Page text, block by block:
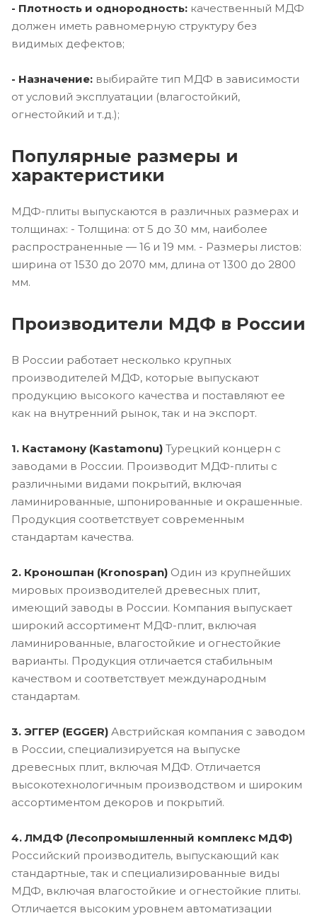
- Плотность и однородность: качественный МДФ
должен иметь равномерную структуру без
видимых дефектов;
- Назначение: выбирайте тип МДФ в зависимости
от условий эксплуатации (влагостойкий,
огнестойкий и т.д.);
Популярные размеры и
характеристики
МДФ-плиты выпускаются в различных размерах и
толщинах: - Толщина: от 5 до 30 мм, наиболее
распространенные — 16 и 19 мм. - Размеры листов:
ширина от 1530 до 2070 мм, длина от 1300 до 2800
мм.
Производители МДФ в России
В России работает несколько крупных
производителей МДФ, которые выпускают
продукцию высокого качества и поставляют ее
как на внутренний рынок, так и на экспорт.
1. Кастамону (Kastamonu) Турецкий концерн с
заводами в России. Производит МДФ-плиты с
различными видами покрытий, включая
ламинированные, шпонированные и окрашенные.
Продукция соответствует современным
стандартам качества.
2. Кроношпан (Kronospan) Один из крупнейших
мировых производителей древесных плит,
имеющий заводы в России. Компания выпускает
широкий ассортимент МДФ-плит, включая
ламинированные, влагостойкие и огнестойкие
варианты. Продукция отличается стабильным
качеством и соответствует международным
стандартам.
3. ЭГГЕР (EGGER) Австрийская компания с заводом
в России, специализируется на выпуске
древесных плит, включая МДФ. Отличается
высокотехнологичным производством и широким
ассортиментом декоров и покрытий.
4. ЛМДФ (Лесопромышленный комплекс МДФ)
Российский производитель, выпускающий как
стандартные, так и специализированные виды
МДФ, включая влагостойкие и огнестойкие плиты.
Отличается высоким уровнем автоматизации